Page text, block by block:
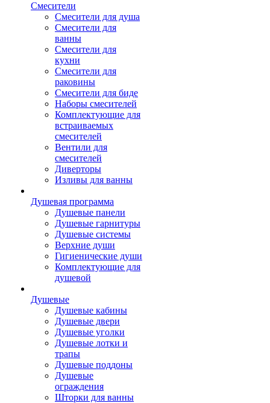
Смесители
Смесители для душа
Смесители для
ванны
Смесители для
кухни
Смесители для
раковины
Смесители для биде
Наборы смесителей
Комплектующие для
встраиваемых
смесителей
Вентили для
смесителей
Диверторы
Изливы для ванны
Душевая программа
Душевые панели
Душевые гарнитуры
Душевые системы
Верхние души
Гигиенические души
Комплектующие для
душевой
Душевые
Душевые кабины
Душевые двери
Душевые уголки
Душевые лотки и
трапы
Душевые поддоны
Душевые
ограждения
Шторки для ванны